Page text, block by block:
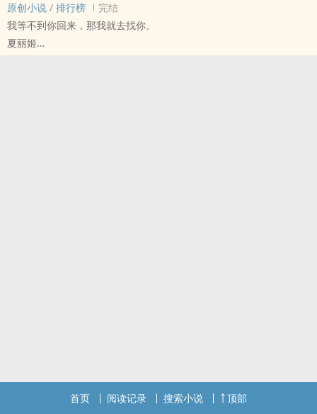
原创小说 / 排行榜
完结
我等不到你回来，那我就去找你。
夏丽姬
首页 阅读记录 搜索小说 顶部